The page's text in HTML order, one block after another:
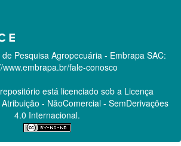
Pesquisa Agropecuária - Embrapa SAC:
www.embrapa.br/fale-conosco
está licenciado sob a Licença
- NãoComercial - SemDerivações
4.0 Internacional.